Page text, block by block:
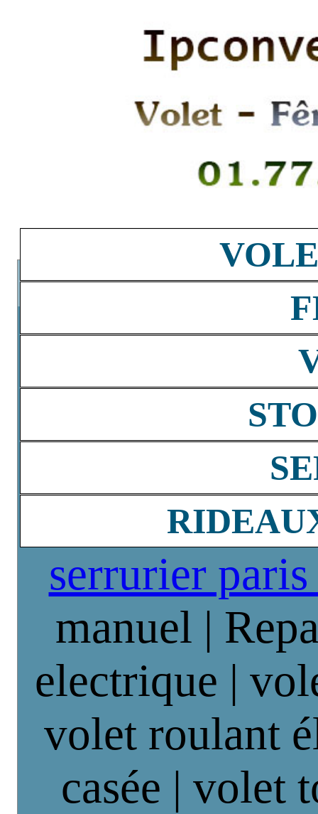
serrurier
manuel |
electrique |
volet roulant
casée | volet